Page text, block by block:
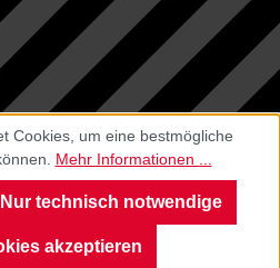
Cookies, um eine bestmögliche
Mehr Informationen ...
Nur technisch notwendige
akzeptieren